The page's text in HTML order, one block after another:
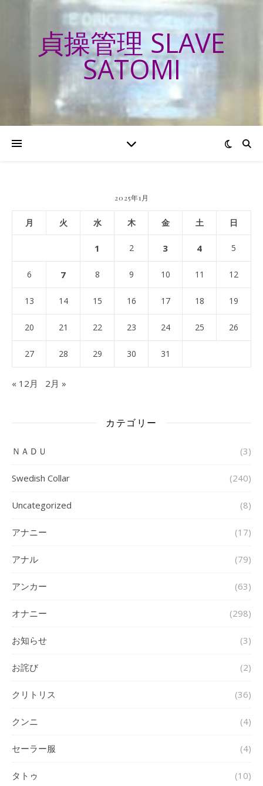
貞操管理 SLAVE
SATOMI
2025年1月
月 火 水 木 金 土 日
1 2 3 4 5
6 7 8 9 10 11 12
13 14 15 16 17 18 19
20 21 22 23 24 25 26
27 28 29 30 31
« 12月 2月 »
カテゴリー
ＮＡＤＵ (3)
Swedish Collar (240)
Uncategorized (8)
アナニー (17)
アナル (79)
アンカー (63)
オナニー (298)
お知らせ (3)
お詫び (2)
クリトリス (36)
クンニ (4)
セーラー服 (4)
タトゥ (10)